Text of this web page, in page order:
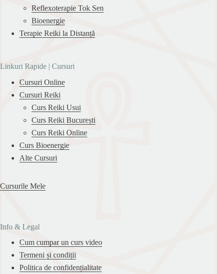
Reflexoterapie Tok Sen
Bioenergie
Terapie Reiki la Distanță
Linkuri Rapide | Cursuri
Cursuri Online
Cursuri Reiki
Curs Reiki Usui
Curs Reiki București
Curs Reiki Online
Curs Bioenergie
Alte Cursuri
Cursurile Mele
Info & Legal
Cum cumpar un curs video
Termeni și condiții
Politica de confidențialitate